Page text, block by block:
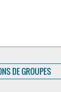
DE GROUPES